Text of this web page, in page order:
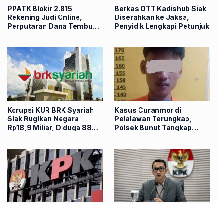
PPATK Blokir 2.815
Rekening Judi Online,
Perputaran Dana Tembus
Berkas OTT Kadishub Siak
Diserahkan ke Jaksa,
Penyidik Lengkapi Petunjuk
Korupsi KUR BRK Syariah
Siak Rugikan Negara
Rp18,9 Miliar, Diduga 88
Kasus Curanmor di
Pelalawan Terungkap,
Polsek Bunut Tangkap